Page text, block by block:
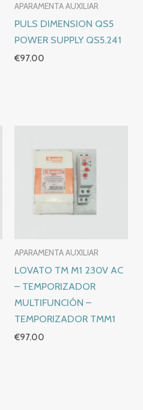
APARAMENTA AUXILIAR
PULS DIMENSION QS5
POWER SUPPLY QS5.241
€97.00
APARAMENTA AUXILIAR
LOVATO TM M1 230V AC
– TEMPORIZADOR
MULTIFUNCIÓN –
TEMPORIZADOR TMM1
€97.00